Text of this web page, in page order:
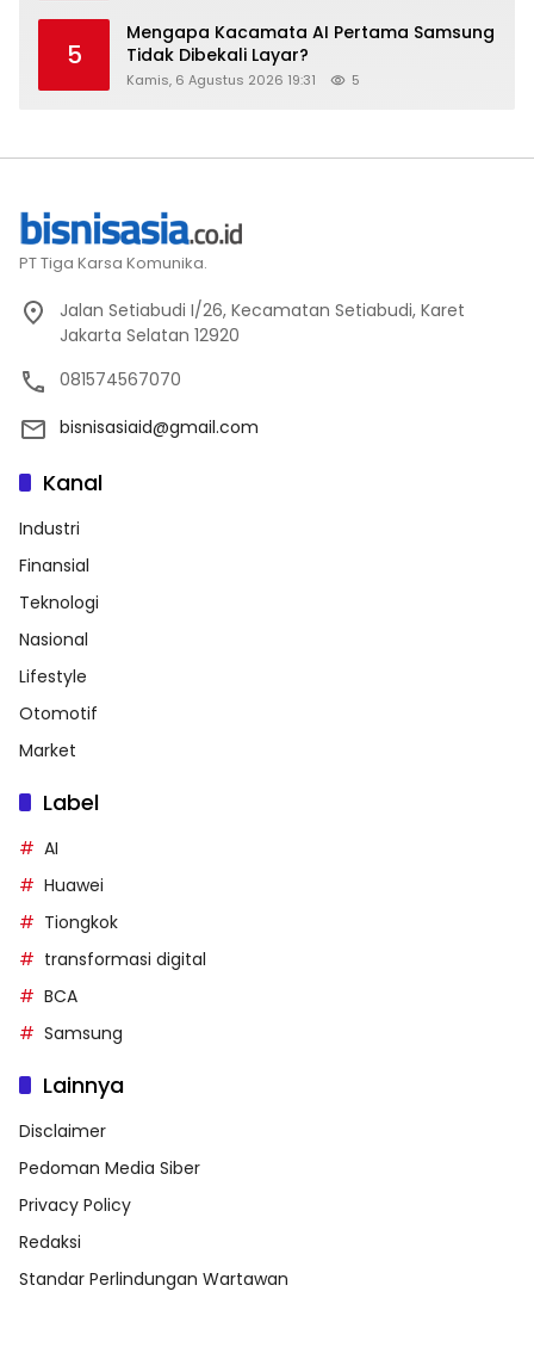
5
Mengapa Kacamata AI Pertama Samsung
Tidak Dibekali Layar?
Kamis, 6 Agustus 2026 19:31 5
PT Tiga Karsa Komunika.
Jalan Setiabudi I/26, Kecamatan Setiabudi, Karet
Jakarta Selatan 12920
081574567070
bisnisasiaid@gmail.com
Kanal
Industri
Finansial
Teknologi
Nasional
Lifestyle
Otomotif
Market
Label
AI
Huawei
Tiongkok
transformasi digital
BCA
Samsung
Lainnya
Disclaimer
Pedoman Media Siber
Privacy Policy
Redaksi
Standar Perlindungan Wartawan